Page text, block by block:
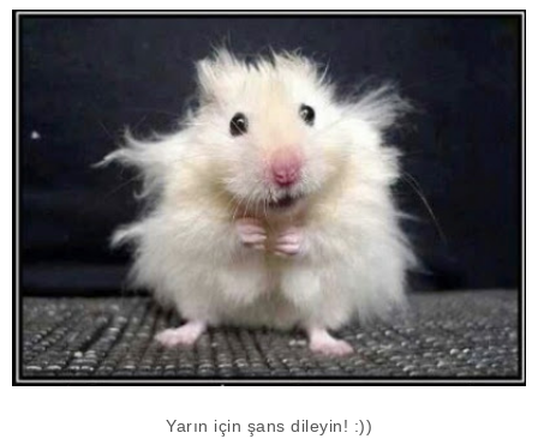
Yarın için şans dileyin! :))